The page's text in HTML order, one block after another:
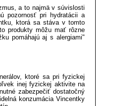
a to najmä v súvislosti
pozornosť pri hydratácii a
ktorá sa stáva v tomto
produkty môžu mať rôzne
pomáhajú aj s alergiami"
ktoré sa pri fyzickej
inej fyzickej aktivite na
zabezpečiť dostatočný
konzumácia Vincentky